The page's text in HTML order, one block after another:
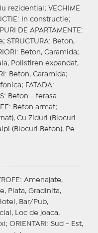
rezidential; VECHIME
: In constructie;
DE APARTAMENTE :
STRUCTURA: Beton,
: Beton, Caramida;
Polistiren expandat,
: Beton, Caramida;
FATADA:
: Beton - terasa
: Beton armat;
Cu Ziduri (Blocuri
(Blocuri Beton), Pe
: Amenajate,
Piata, Gradinita,
Bar/Pub,
Loc de joaca,
ORIENTARI : Sud - Est,